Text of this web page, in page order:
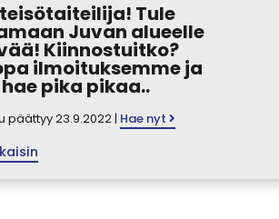
Tule
Juvan alueelle
Kiinnostuitko?
ilmoituksemme ja
hae pika pikaa..
päättyy 23.9.2022 | Hae nyt